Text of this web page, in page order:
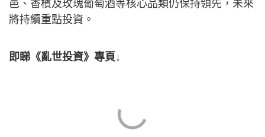
邑、香檳及玫瑰葡萄酒等核心品類仍保持領先，未來
將持續重點投資。
即睇《亂世投資》專頁↓